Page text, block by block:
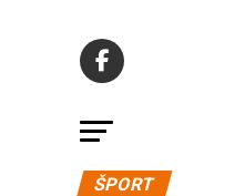
ŠPORT